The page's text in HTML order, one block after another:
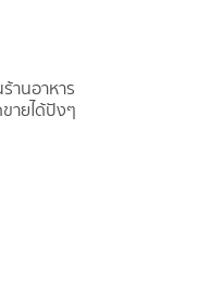
านอาหาร
ายได้ปังๆ